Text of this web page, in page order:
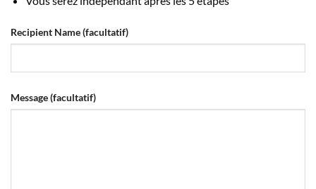
Recipient Name(facultatif)
Message(facultatif)